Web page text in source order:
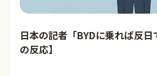
日本の記者「BYDに乗れば反
の反応】